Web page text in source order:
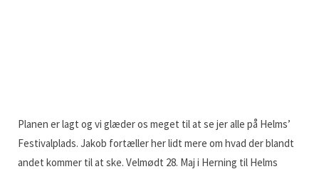
Planen er lagt og vi glæder os meget til at se jer alle på Helms’
Festivalplads. Jakob fortæller her lidt mere om hvad der blandt
andet kommer til at ske. Velmødt 28. Maj i Herning til Helms